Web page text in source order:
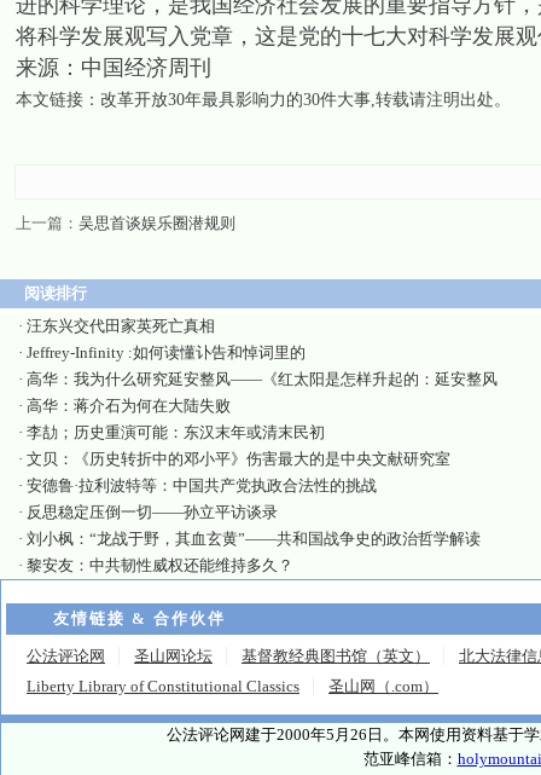
进的科学理论，是我国经济社会发展的重要指导方针
将科学发展观写入党章，这是党的十七大对科学发展
来源：中国经济周刊
本文链接： 改革开放30年最具影响力的30件大事,转载请注明出处。
上一篇： 吴思首谈娱乐圈潜规则
阅读排行
· 汪东兴交代田家英死亡真相
· Jeffrey-Infinity :如何读懂讣告和悼词里的
· 高华：我为什么研究延安整风——《红太阳是怎样升起的：延安整风
· 高华：蒋介石为何在大陆失败
· 李劼；历史重演可能：东汉末年或清末民初
· 文贝：《历史转折中的邓小平》伤害最大的是中央文献研究室
· 安德鲁·拉利波特等：中国共产党执政合法性的挑战
· 反思稳定压倒一切——孙立平访谈录
· 刘小枫：“龙战于野，其血玄黄”——共和国战争史的政治哲学解读
· 黎安友：中共韧性威权还能维持多久？
友情链接 & 合作伙伴
公法评论网 圣山网论坛 基督教经典图书馆（英文）
北大法律信
Liberty Library of Constitutional Classics
圣山网（.com）
公法评论网建于2000年5月26日。本网使用资料基于
范亚峰信箱：